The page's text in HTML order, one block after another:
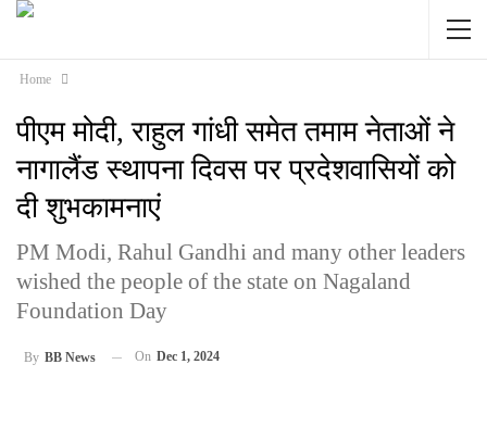
Home
पीएम मोदी, राहुल गांधी समेत तमाम नेताओं ने
नागालैंड स्थापना दिवस पर प्रदेशवासियों को
दी शुभकामनाएं
PM Modi, Rahul Gandhi and many other leaders
wished the people of the state on Nagaland
Foundation Day
By BB News On Dec 1, 2024